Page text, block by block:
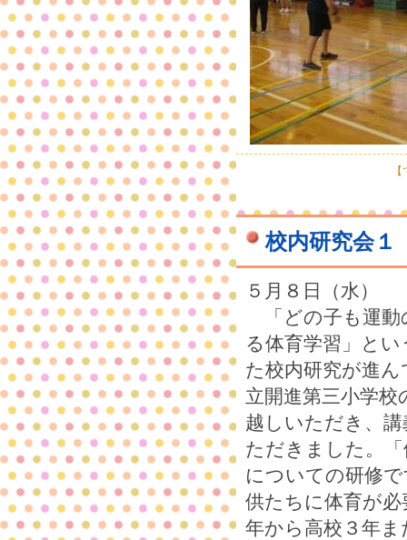
校内研究会１
５月８日（水）
「どの子も運動
る体育学習」と
た校内研究が進
立開進第三小学校
越しいただき、
ただきました。
についての研修
供たちに体育が
年から高校３年